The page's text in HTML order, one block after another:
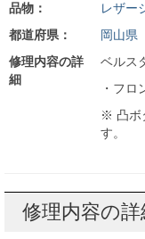
品物：
レザー
都道府県：
岡山県
修理内容の詳
細
ベルス
・フロ
※ 凸ボ
す。
修理内容の